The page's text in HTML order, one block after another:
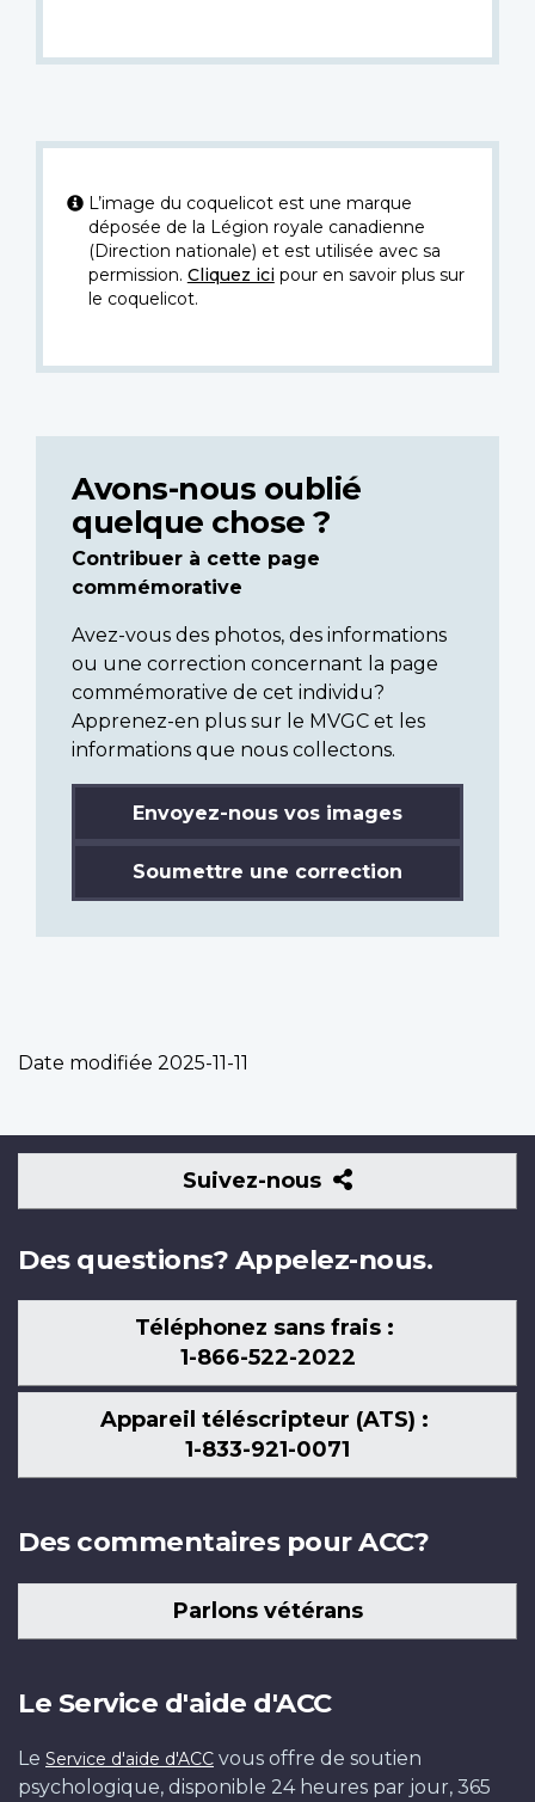
L’image du coquelicot est une marque
déposée de la Légion royale canadienne
(Direction nationale) et est utilisée avec sa
permission. Cliquez icipour en savoir plus sur
le coquelicot.
Avons-nous oublié
quelque chose ?
Contribuer à cette page
commémorative
Avez-vous des photos, des informations
ou une correction concernant la page
commémorative de cet individu?
Apprenez-en plus sur le MVGC et les
informations que nous collectons.
Envoyez-nous vos images
Soumettre une correction
Date modifiée 2025-11-11
Suivez-nous
Suivez-
nous
Des questions? Appelez-nous.
Téléphonez sans frais :
1-866-522-2022
Appareil téléscripteur (ATS) :
1-833-921-0071
Des commentaires pour ACC?
Parlons vétérans
Le Service d'aide d'ACC
Le Service d'aide d'ACC vous offre de soutien
psychologique, disponible 24 heures par jour, 365